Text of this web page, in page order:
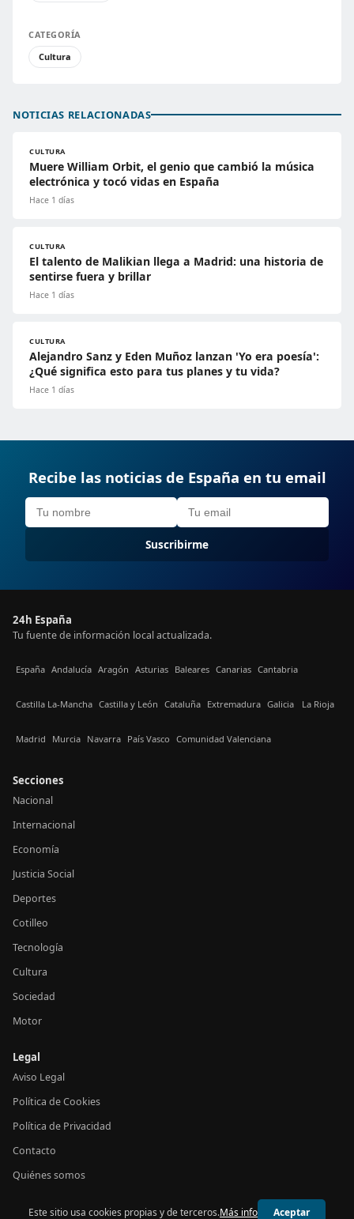
CATEGORÍA
Cultura
NOTICIAS RELACIONADAS
CULTURA
Muere William Orbit, el genio que cambió la música
electrónica y tocó vidas en España
Hace 1 días
CULTURA
El talento de Malikian llega a Madrid: una historia de
sentirse fuera y brillar
Hace 1 días
CULTURA
Alejandro Sanz y Eden Muñoz lanzan 'Yo era poesía':
¿Qué significa esto para tus planes y tu vida?
Hace 1 días
Recibe las noticias de España en tu email
Suscribirme
24h España
Tu fuente de información local actualizada.
España Andalucía Aragón Asturias Baleares Canarias Cantabria
Castilla La-Mancha Castilla y León Cataluña Extremadura Galicia La Rioja
Madrid Murcia Navarra País Vasco Comunidad Valenciana
Secciones
Nacional
Internacional
Economía
Justicia Social
Deportes
Cotilleo
Tecnología
Cultura
Sociedad
Motor
Legal
Aviso Legal
Política de Cookies
Política de Privacidad
Contacto
Quiénes somos
Este sitio usa cookies propias y de terceros.Más info Aceptar